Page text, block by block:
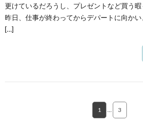
更けているだろうし、プレゼントなど買う暇
昨日、仕事が終わってからデパートに向か
[…]
1 … 3